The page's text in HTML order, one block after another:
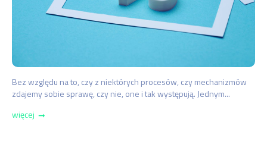
Bez względu na to, czy z niektórych procesów, czy mechanizmów
zdajemy sobie sprawę, czy nie, one i tak występują. Jednym...
więcej ➞